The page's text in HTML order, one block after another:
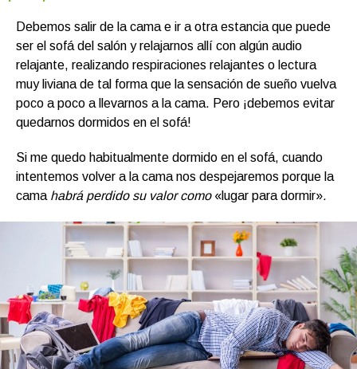
Debemos salir de la cama e ir a otra estancia que puede
ser el sofá del salón y relajarnos allí con algún audio
relajante, realizando respiraciones relajantes o lectura
muy liviana de tal forma que la sensación de sueño vuelva
poco a poco a llevarnos a la cama. Pero ¡debemos evitar
quedarnos dormidos en el sofá!
Si me quedo habitualmente dormido en el sofá, cuando
intentemos volver a la cama nos despejaremos porque la
cama habrá perdido su valor como «lugar para dormir».